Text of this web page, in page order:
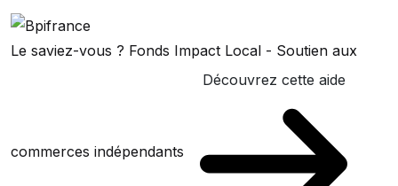
Le saviez-vous ? Fonds Impact Local - Soutien aux
commerces indépendants
Découvrez cette aide